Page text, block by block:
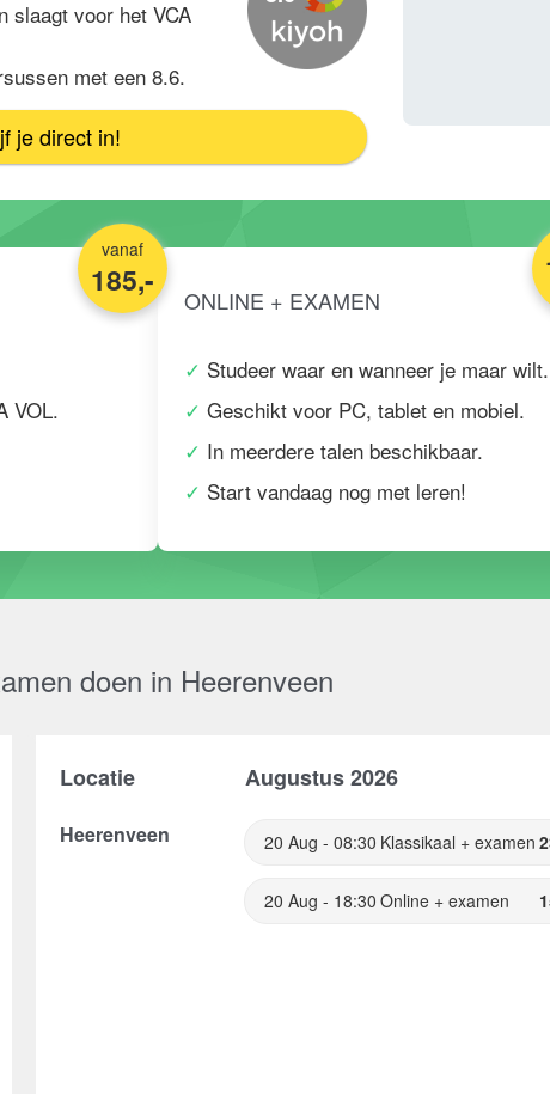
slaagt voor het VCA
met een 8.6.
je direct in!
vanaf
185,-
VOL.
ONLINE + EXAMEN
Studeer waar en wanneer je maar wilt.
Geschikt voor PC, tablet en mobiel.
In meerdere talen beschikbaar.
Start vandaag nog met leren!
doen in Heerenveen
Locatie Augustus 2026
Heerenveen 20 Aug - 08:30 Klassikaal + examen
20 Aug - 18:30 Online + examen